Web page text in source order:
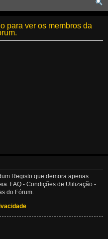
para ver os membros da
Registo que demora apenas
FAQ - Condições de Utilização -
do Fórum.